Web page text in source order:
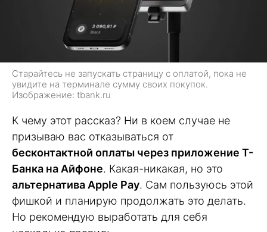
Старайтесь не запускать страницу с оплатой, пока не
увидите на терминале сумму своих покупок.
Изображение: tbank.ru
К чему этот рассказ? Ни в коем случае не
призываю вас отказываться от
бесконтактной оплаты через приложение Т-
Банка на Айфоне. Какая-никакая, но это
альтернатива Apple Pay. Сам пользуюсь этой
фишкой и планирую продолжать это делать.
Но рекомендую выработать для себя